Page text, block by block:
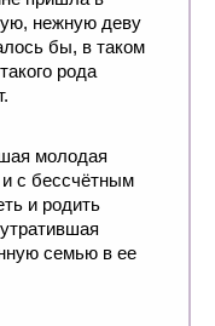
нежную деву
бы, в таком
рода
молодая
и с бессчётным
и родить
семью в ее